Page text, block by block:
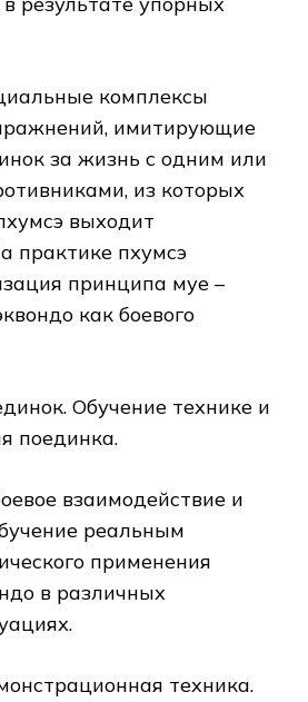
комплексы
имитирующие
за жизнь с одним или
из которых
выходит
практике пхумсэ
принципа муе –
как боевого
Обучение технике и
поединка.
взаимодействие и
реальным
применения
в различных
техника.